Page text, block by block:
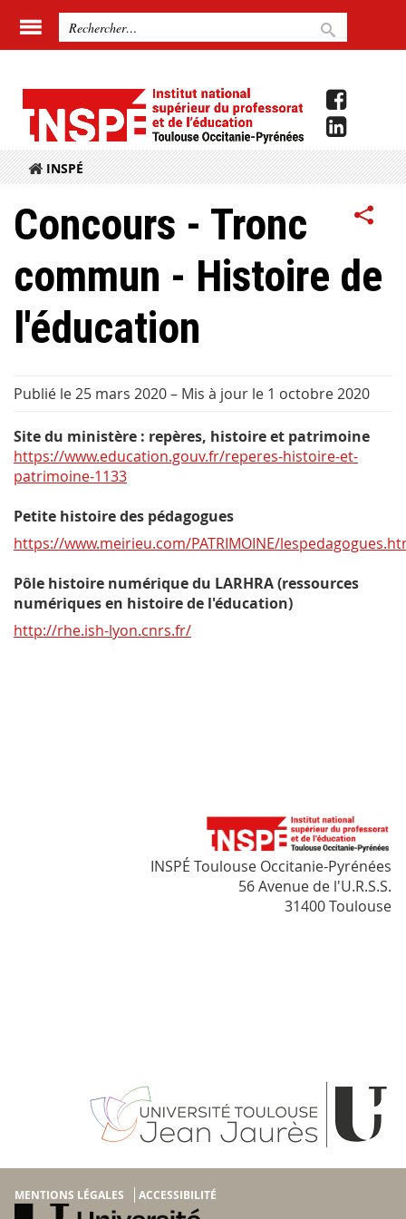
INSPÉ
Concours - Tronc
commun - Histoire de
l'éducation
Publié le 25 mars 2020– Mis à jour le 1 octobre 2020
Site du ministère : repères, histoire et patrimoine
https://www.education.gouv.fr/reperes-histoire-et-
patrimoine-1133
Petite histoire des pédagogues
https://www.meirieu.com/PATRIMOINE/
Pôle histoire numérique du LARHRA (ressources
numériques en histoire de l'éducation)
http://rhe.ish-lyon.cnrs.fr/
INSPÉ Toulouse Occitanie-Pyrénées
56 Avenue de l'U.R.S.S.
31400 Toulouse
MENTIONS LÉGALES ACCESSIBILITÉ